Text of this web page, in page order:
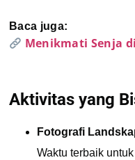
Baca juga:
Menikmati Senja
Aktivitas yang
Fotografi
Waktu terbaik